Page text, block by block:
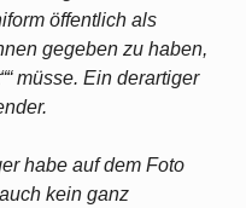
öffentlich als
gegeben zu haben,
müsse. Ein derartiger
habe auf dem Foto
kein ganz